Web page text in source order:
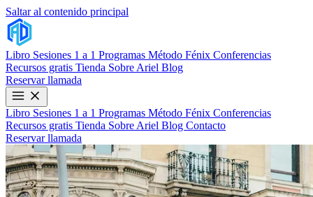
Saltar al contenido principal
Libro Sesiones 1 a 1 Programas Método Fénix Conferencias
Recursos gratis Tienda Sobre Ariel Blog
Reservar llamada
Libro Sesiones 1 a 1 Programas Método Fénix Conferencias
Recursos gratis Tienda Sobre Ariel Blog Contacto
Reservar llamada